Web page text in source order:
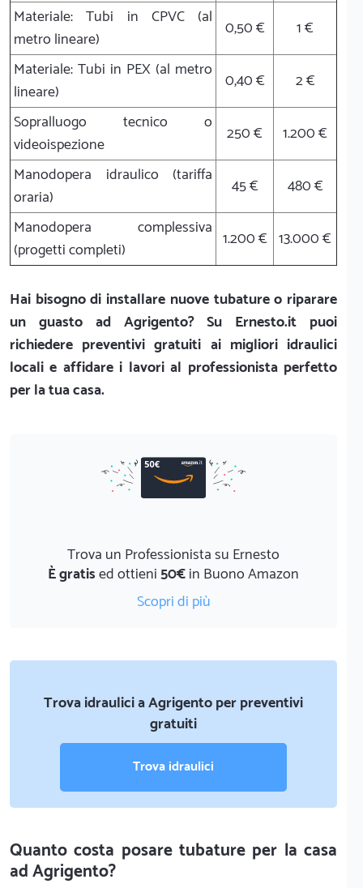
Materiale: Tubi in CPVC (al
metro lineare)
0,50 €
1 €
Materiale: Tubi in PEX (al metro
lineare)
0,40 €
2 €
Sopralluogo tecnico o
videoispezione
250 €
1.200 €
Manodopera idraulico (tariffa
oraria)
45 €
480 €
Manodopera complessiva
(progetti completi)
1.200 € 13.000 €
Hai bisogno di installare nuove tubature o riparare
un guasto ad Agrigento? Su Ernesto.it puoi
richiedere preventivi gratuiti ai migliori idraulici
locali e affidare i lavori al professionista perfetto
per la tua casa.
Trova un Professionista su Ernesto
È gratised ottieni50€in Buono Amazon
Scopri di più
Trova idraulici a Agrigento per preventivi
gratuiti
Trova idraulici
Quanto costa posare tubature per la casa
ad Agrigento?